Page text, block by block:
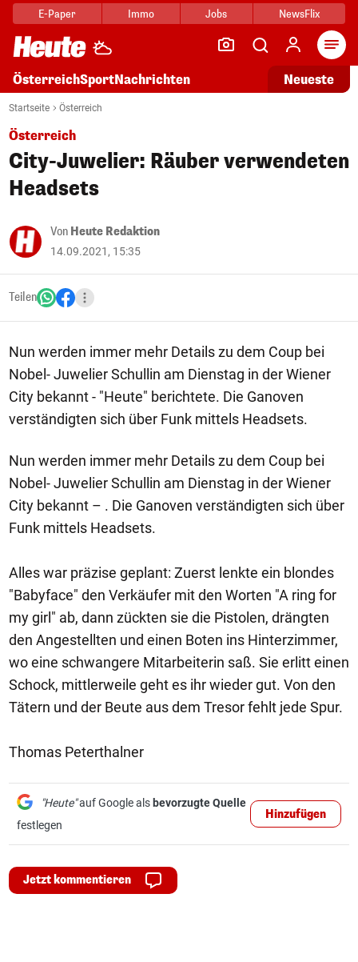
E-Paper Immo Jobs NewsFlix
ÖsterreichSportNachrichten Neueste
Startseite Österreich
Österreich
City-Juwelier: Räuber verwendeten
Headsets
Von Heute Redaktion
14.09.2021, 15:35
Teilen
Nun werden immer mehr Details zu dem Coup bei
Nobel- Juwelier Schullin am Dienstag in der Wiener
City bekannt - "Heute" berichtete. Die Ganoven
verständigten sich über Funk mittels Headsets.
Nun werden immer mehr Details zu dem Coup bei
Nobel- Juwelier Schullin am Dienstag in der Wiener
City bekannt – . Die Ganoven verständigten sich über
Funk mittels Headsets.
Alles war präzise geplant: Zuerst lenkte ein blondes
"Babyface" den Verkäufer mit den Worten "A ring for
my girl" ab, dann zückten sie die Pistolen, drängten
den Angestellten und einen Boten ins Hinterzimmer,
wo eine schwangere Mitarbeiterin saß. Sie erlitt einen
Schock, mittlerweile geht es ihr wieder gut. Von den
Tätern und der Beute aus dem Tresor fehlt jede Spur.
Thomas Peterthalner
"Heute"auf Google als bevorzugte Quelle
festlegen
Hinzufügen
Jetzt kommentieren